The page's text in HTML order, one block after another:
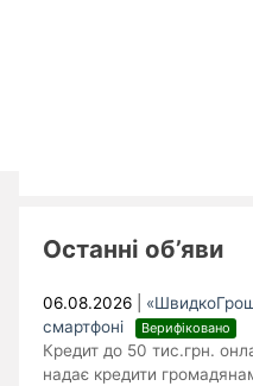
Останні об’яви
06.08.2026
смартфоні
Верифіковано
Кредит до 50 тис.грн.
надає кредити